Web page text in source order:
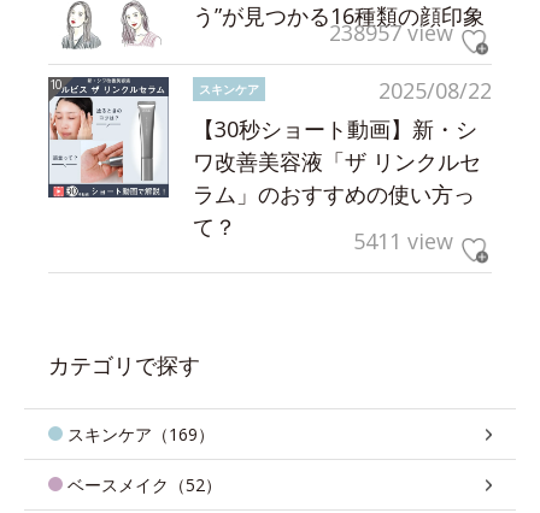
う”が見つかる16種類の顔印象
238957 view
2025/08/22
スキンケア
【30秒ショート動画】新・シ
ワ改善美容液「ザ リンクルセ
ラム」のおすすめの使い方っ
て？
5411 view
カテゴリで探す
スキンケア（169）
ベースメイク（52）